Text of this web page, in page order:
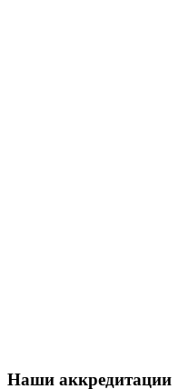
Наши аккредитации